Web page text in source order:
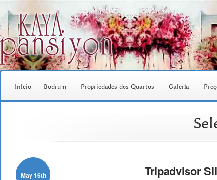
Início Bodrum Propriedades dos Quartos Galería
May 16th Tripadvisor